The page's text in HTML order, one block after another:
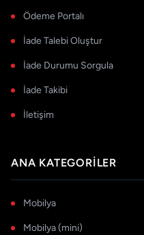
Ödeme Portalı
İade Talebi Oluştur
İade Durumu Sorgula
İade Takibi
İletişim
ANA KATEGORILER
Mobilya
Mobilya (mini)